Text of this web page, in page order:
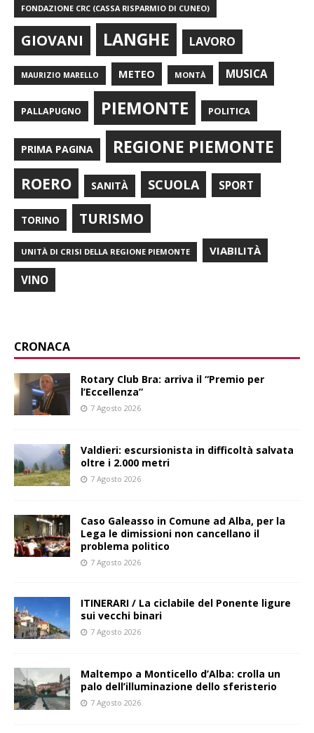
FONDAZIONE CRC (CASSA RISPARMIO DI CUNEO)
GIOVANI LANGHE LAVORO
MAURIZIO MARELLO METEO MONTÀ MUSICA
PALLAPUGNO PIEMONTE POLITICA
PRIMA PAGINA REGIONE PIEMONTE
ROERO SANITÀ SCUOLA SPORT
TORINO TURISMO
UNITÀ DI CRISI DELLA REGIONE PIEMONTE VIABILITÀ
VINO
CRONACA
Rotary Club Bra: arriva il “Premio per
l’Eccellenza”
7 Agosto 2026
Valdieri: escursionista in difficoltà salvata
oltre i 2.000 metri
7 Agosto 2026
Caso Galeasso in Comune ad Alba, per la
Lega le dimissioni non cancellano il
problema politico
7 Agosto 2026
ITINERARI / La ciclabile del Ponente ligure
sui vecchi binari
7 Agosto 2026
Maltempo a Monticello d’Alba: crolla un
palo dell’illuminazione dello sferisterio
7 Agosto 2026